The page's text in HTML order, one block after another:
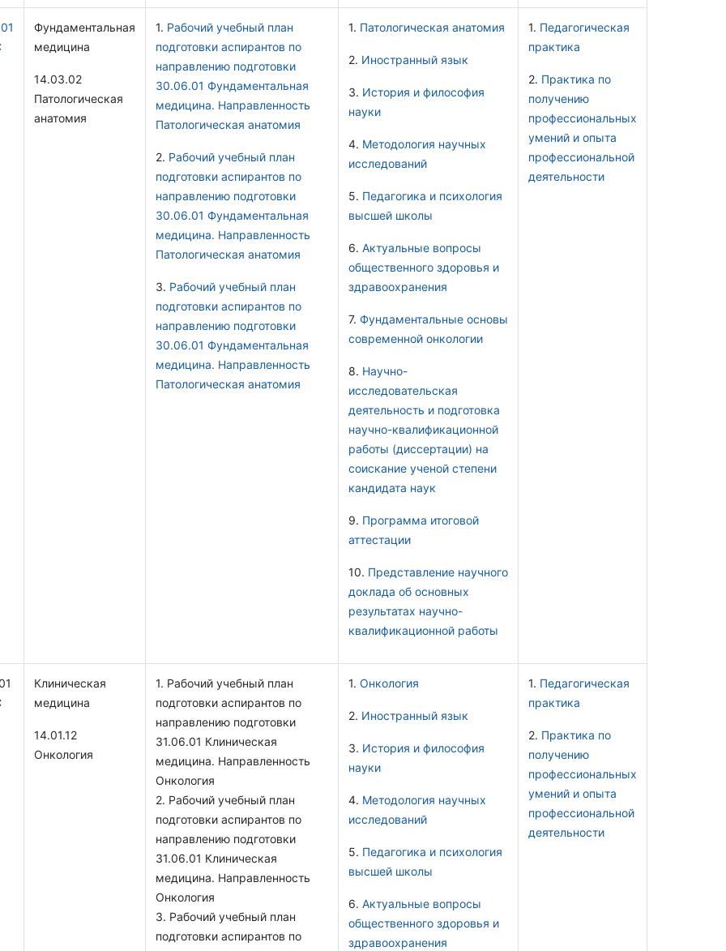
Фундаментальная
медицина
14.03.02
Патологическая
анатомия
1. Рабочий учебный план
подготовки аспирантов по
направлению подготовки
30.06.01 Фундаментальная
медицина. Направленность
Патологическая анатомия
2. Рабочий учебный план
подготовки аспирантов по
направлению подготовки
30.06.01 Фундаментальная
медицина. Направленность
Патологическая анатомия
3. Рабочий учебный план
подготовки аспирантов по
направлению подготовки
30.06.01 Фундаментальная
медицина. Направленность
Патологическая анатомия
1. Патологическая анатомия
2. Иностранный язык
3. История и философия
науки
4. Методология научных
исследований
5. Педагогика и психология
высшей школы
6. Актуальные вопросы
общественного здоровья и
здравоохранения
7. Фундаментальные основы
современной онкологии
8. Научно-
исследовательская
деятельность и подготовка
научно-квалификационной
работы (диссертации) на
соискание ученой степени
кандидата наук
9. Программа итоговой
аттестации
10. Представление научного
доклада об основных
результатах научно-
квалификационной работы
1. Педагогическая
практика
2. Практика по
получению
профессиональных
умений и опыта
профессиональной
деятельности
Клиническая
медицина
14.01.12
Онкология
1. Рабочий учебный план
подготовки аспирантов по
направлению подготовки
31.06.01 Клиническая
медицина. Направленность
Онкология
2. Рабочий учебный план
подготовки аспирантов по
направлению подготовки
31.06.01 Клиническая
медицина. Направленность
Онкология
3. Рабочий учебный план
подготовки аспирантов по
1. Онкология
2. Иностранный язык
3. История и философия
науки
4. Методология научных
исследований
5. Педагогика и психология
высшей школы
6. Актуальные вопросы
общественного здоровья и
здравоохранения
1. Педагогическая
практика
2. Практика по
получению
профессиональных
умений и опыта
профессиональной
деятельности